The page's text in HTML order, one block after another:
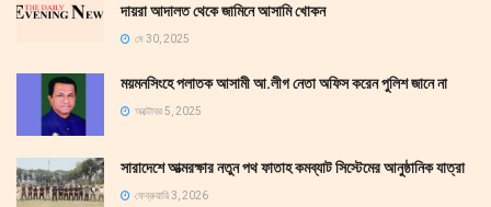
দায়রা আদালত থেকে জামিনে আসামি খোকন
মে 30, 2025
ময়মনসিংহে পলাতক আসামী আ.লীগ নেতা অফিস করেন পুলিশ জানে না
অক্টোবর 5, 2025
সারাদেশে আত্মরক্ষার নতুন পথ ফাতাহ কমব্যাট সিস্টেমের আনুষ্ঠানিক যাত্রা
ফেব্রুয়ারি 3, 2026